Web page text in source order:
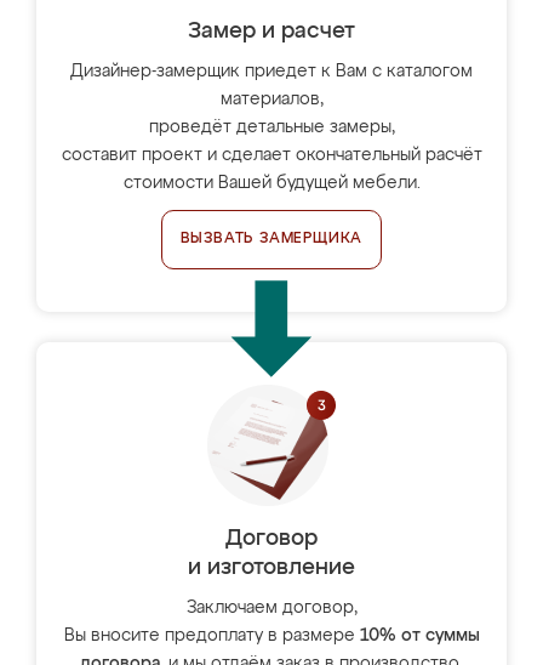
Замер и расчет
Дизайнер-замерщик приедет к Вам с каталогом
материалов,
проведёт детальные замеры,
составит проект и сделает окончательный расчёт
стоимости Вашей будущей мебели.
ВЫЗВАТЬ ЗАМЕРЩИКА
Договор
и изготовление
Заключаем договор,
Вы вносите предоплату в размере 10% от суммы